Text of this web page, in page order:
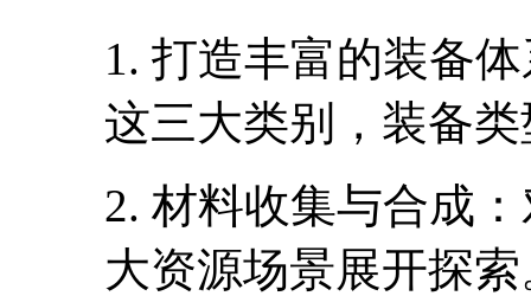
1. 打造丰富的装备
这三大类别，装备
2. 材料收集与合成
大资源场景展开探索